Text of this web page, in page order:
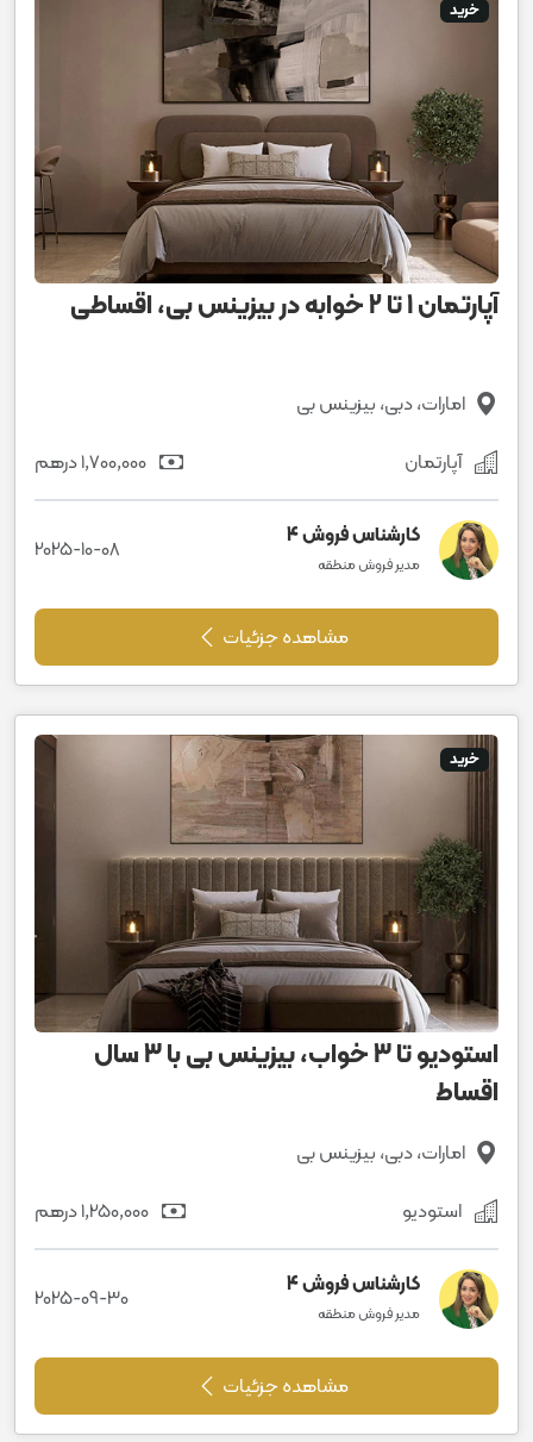
خرید
آپارتمان 1 تا 2 خوابه در بیزینس بی، اقساطی
امارات، دبی، بیزینس بی
آپارتمان
کارشناس فروش 4
مدیر فروش منطقه
2025-10-08
مشاهده جزئیات
خرید
استودیو تا 3 خواب، بیزینس بی با 3 سال
اقساط
امارات، دبی، بیزینس بی
استودیو
کارشناس فروش 4
مدیر فروش منطقه
2025-09-30
مشاهده جزئیات